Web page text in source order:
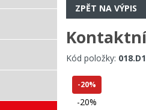
ZPĚT NA VÝPIS
Kód položky:
-20%
-20%